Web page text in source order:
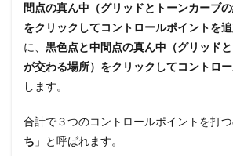
間点の真ん中（グリッドとトーンカーブの
をクリックしてコントロールポイントを
に、 黒色点と中間点の真ん中（グリッド
が交わる場所）をクリックしてコントロ
します。
合計で３つのコントロールポイントを打
ち 」と呼ばれます。